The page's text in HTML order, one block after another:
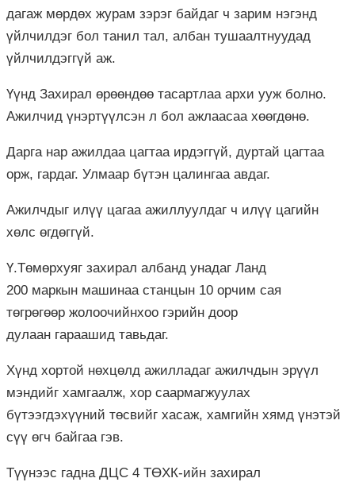
дагаж мөрдөх журам зэрэг байдаг ч зарим нэгэнд
үйлчилдэг бол танил тал, албан тушаалтнуудад
үйлчилдэггүй аж.
Үүнд Захирал өрөөндөө тасартлаа архи ууж болно.
Ажилчид үнэртүүлсэн л бол ажлаасаа хөөгдөнө.
Дарга нар ажилдаа цагтаа ирдэггүй, дуртай цагтаа
орж, гардаг. Улмаар бүтэн цалингаа авдаг.
Ажилчдыг илүү цагаа ажиллуулдаг ч илүү цагийн
хөлс өгдөггүй.
Ү.Төмөрхуяг захирал албанд унадаг Ланд
200 маркын машинаа станцын 10 орчим сая
төгрөгөөр жолоочийнхоо гэрийн доор
дулаан гараашид тавьдаг.
Хүнд хортой нөхцөлд ажилладаг ажилчдын эрүүл
мэндийг хамгаалж, хор саармагжуулах
бүтээгдэхүүний төсвийг хасаж, хамгийн хямд үнэтэй
сүү өгч байгаа гэв.
Түүнээс гадна ДЦС 4 ТӨХК-ийн захирал